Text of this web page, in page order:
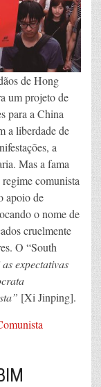
de Hong
um projeto de
para a China
a liberdade de
a
Mas a fama
comunista
apoio de
o nome de
cruelmente
O “South
expectativas
[Xi Jinping].